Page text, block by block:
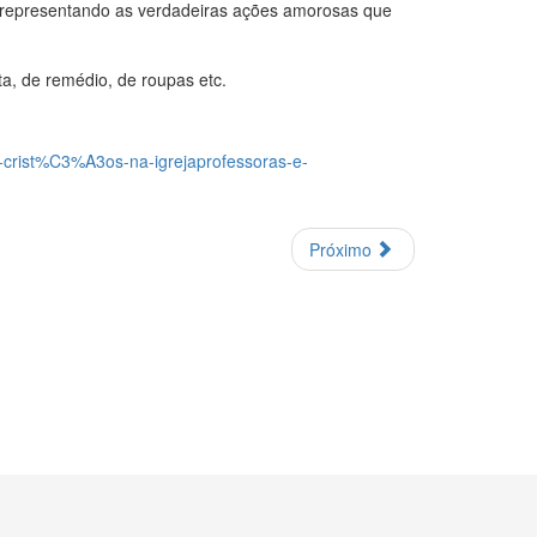
as verdadeiras ações amorosas que
de remédio, de roupas etc.
na-igrejaprofessoras-e-
Próximo